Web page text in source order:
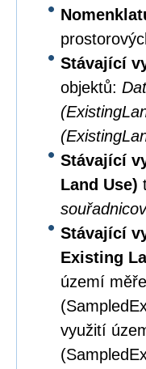
Stávající
objektů:
Stávající
Land Use)
Stávající
Existing
území
využití